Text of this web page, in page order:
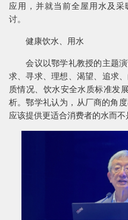
应用，并就当前全屋用水及
讨。
健康饮水、用水
会议以鄂学礼教授的主题演
求、寻求、理想、渴望、追求
质情况、饮水安全水质标准发
析。鄂学礼认为，从厂商的角度
应该提供更适合消费者的水而不